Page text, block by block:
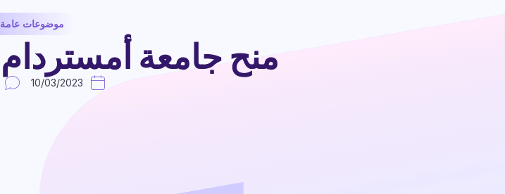
موضوعات عامة
منح جامعة أمستردام 2024 (ممولة )
10/03/2023